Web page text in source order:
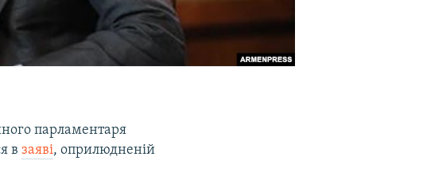
парламентаря
взаяві, оприлюдненій